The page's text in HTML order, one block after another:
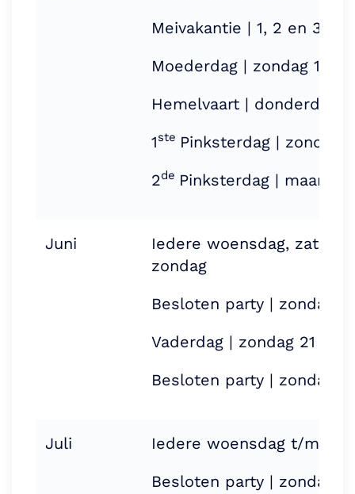
Meivakantie | 1, 2 en 3 mei
Moederdag | zondag 10
Hemelvaart | donderdag
1ste Pinksterdag | zondag
2de Pinksterdag |
Juni
Iedere woensdag,
zondag
Besloten party | zondag 7
Vaderdag | zondag 21 juni
Besloten party | zondag
Juli
Iedere woensdag t/m
Besloten party | zondag